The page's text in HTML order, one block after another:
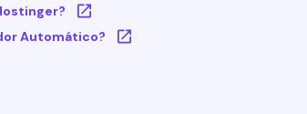
Automático?